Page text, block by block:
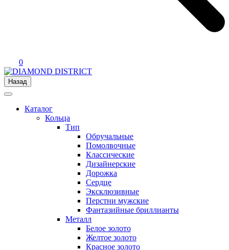
0
Назад
Каталог
Кольца
Тип
Обручальные
Помолвочные
Классические
Дизайнерские
Дорожка
Сердце
Эксклюзивные
Перстни мужские
Фантазийные бриллианты
Металл
Белое золото
Желтое золото
Красное золото